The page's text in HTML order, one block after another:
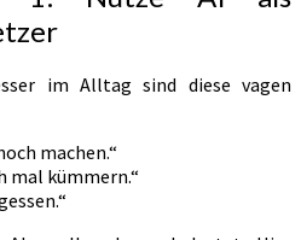
im Alltag sind diese vagen
machen.“
mal kümmern.“